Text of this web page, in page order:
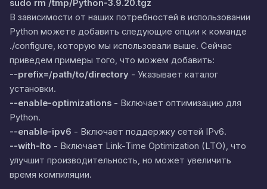
sudo rm /tmp/Python-3.9.20.tgz
В зависимости от наших потребностей в использовании
Python можете добавить следующие опции к команде
./configure, которую мы использовали выше. Сейчас
приведем примеры того, что можем добавить:
--prefix=/path/to/directory - Указывает каталог
установки.
--enable-optimizations - Включает оптимизацию для
Python.
--enable-ipv6 - Включает поддержку сетей IPv6.
--with-lto - Включает Link-Time Optimization (LTO), что
улучшит производительность, но может увеличить
время компиляции.